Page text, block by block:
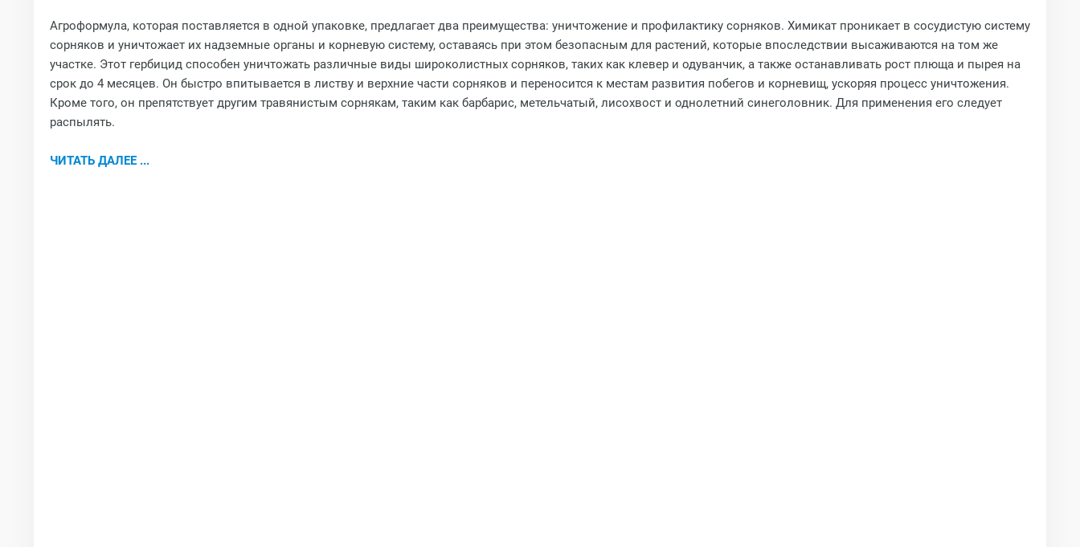
Агроформула, которая поставляется в одной упаковке, предлагает два преимущества: уничтожение и профилактику сорняков. Химикат проникает в сосудистую систему
сорняков и уничтожает их надземные органы и корневую систему, оставаясь при этом безопасным для растений, которые впоследствии высаживаются на том же
участке. Этот гербицид способен уничтожать различные виды широколистных сорняков, таких как клевер и одуванчик, а также останавливать рост плюща и пырея на
срок до 4 месяцев. Он быстро впитывается в листву и верхние части сорняков и переносится к местам развития побегов и корневищ, ускоряя процесс уничтожения.
Кроме того, он препятствует другим травянистым сорнякам, таким как барбарис, метельчатый, лисохвост и однолетний синеголовник. Для применения его следует
распылять.
ЧИТАТЬ ДАЛЕЕ ...